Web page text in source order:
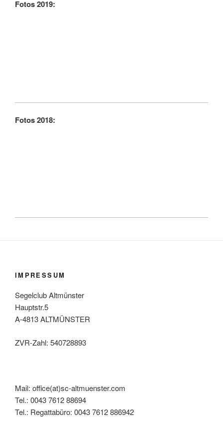
Fotos 2019:
Fotos 2018:
IMPRESSUM
Segelclub Altmünster
Hauptstr.5
A-4813 ALTMÜNSTER
ZVR-Zahl: 540728893
Mail: office(at)sc-altmuenster.com
Tel.: 0043 7612 88694
Tel.: Regattabüro: 0043 7612 886942